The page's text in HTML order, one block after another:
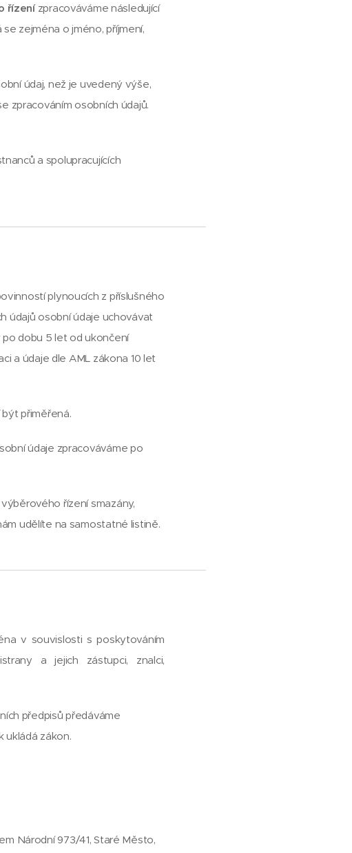
řízení zpracováváme následující
zejména o jméno, příjmení,
údaj, než je uvedený výše,
zpracováním osobních údajů.
a spolupracujících
plynoucích z příslušného
údajů osobní údaje uchovávat
dobu 5 let od ukončení
a údaje dle AML zákona 10 let
přiměřená.
údaje zpracováváme po
řízení smazány,
udělíte na samostatné listině.
v souvislosti s poskytováním
a jejich zástupci, znalci,
předpisů předáváme
ukládá zákon.
Národní 973/41, Staré Město,